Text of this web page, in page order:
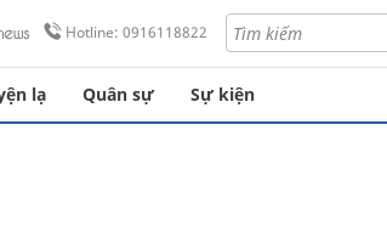
Hotline: 0916118822
lạ Quân sự Sự kiện